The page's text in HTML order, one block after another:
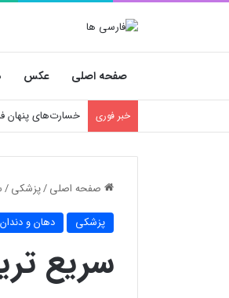
صفحه اصلی عکس
خبر فوری خسارت‌های پنهان
صفحه اصلی/پزشکی/
پزشکی دهان و دندان
سریع